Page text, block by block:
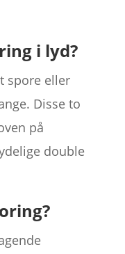
i lyd?
spore eller
Disse to
på
double